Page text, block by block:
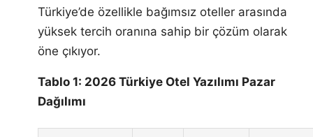
Türkiye’de özellikle bağımsız oteller arasında
yüksek tercih oranına sahip bir çözüm olarak
öne çıkıyor.
Tablo 1: 2026 Türkiye Otel Yazılımı Pazar
Dağılımı